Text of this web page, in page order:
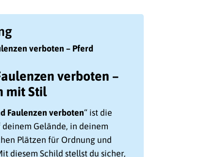
verboten – Pferd
verboten –
mit Stil
Faulenzen verboten“ ist die
Gelände, in deinem
Plätzen für Ordnung und
diesem Schild stellst du sicher,